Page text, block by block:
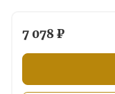
7 078 ₽